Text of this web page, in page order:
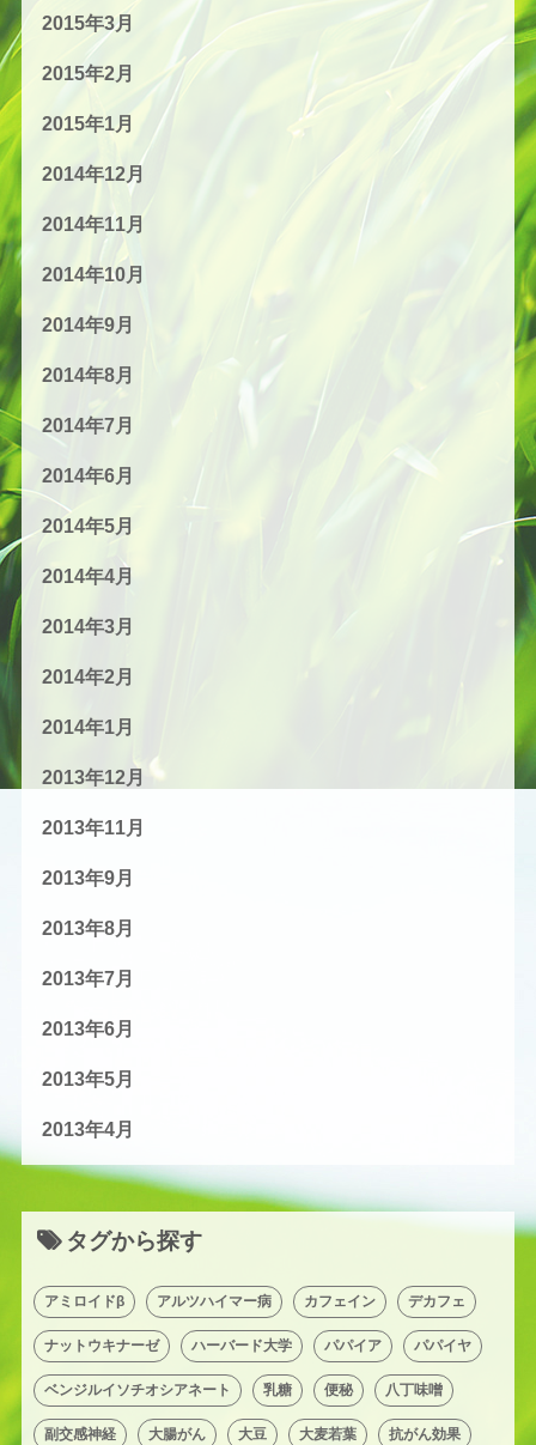
2015年3月
2015年2月
2015年1月
2014年12月
2014年11月
2014年10月
2014年9月
2014年8月
2014年7月
2014年6月
2014年5月
2014年4月
2014年3月
2014年2月
2014年1月
2013年12月
2013年11月
2013年9月
2013年8月
2013年7月
2013年6月
2013年5月
2013年4月
タグから探す
アミロイドβ アルツハイマー病 カフェイン デカフェ
ナットウキナーゼ ハーバード大学 パパイア パパイヤ
ベンジルイソチオシアネート 乳糖 便秘 八丁味噌
副交感神経 大腸がん 大豆 大麦若葉 抗がん効果